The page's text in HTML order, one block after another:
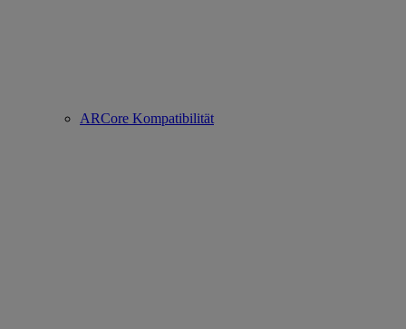
ARCore Kompatibilität